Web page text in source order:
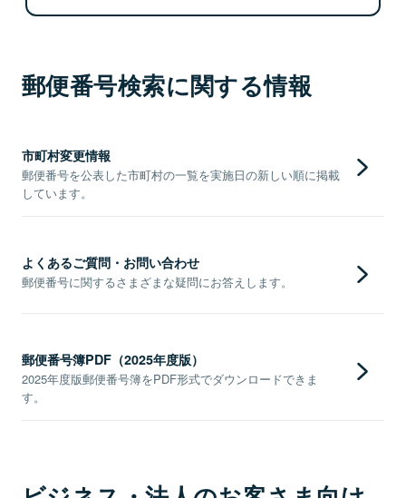
郵便番号検索に関する情報
市町村変更情報
郵便番号を公表した市町村の一覧を実施日の新しい順に掲載
しています。
よくあるご質問・お問い合わせ
郵便番号に関するさまざまな疑問にお答えします。
郵便番号簿PDF（2025年度版）
2025年度版郵便番号簿をPDF形式でダウンロードできま
す。